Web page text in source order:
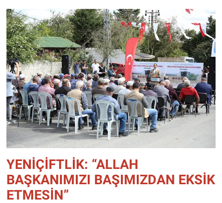
YENİÇİFTLİK: “ALLAH
BAŞKANIMIZI BAŞIMIZDAN EKSİK
ETMESİN”